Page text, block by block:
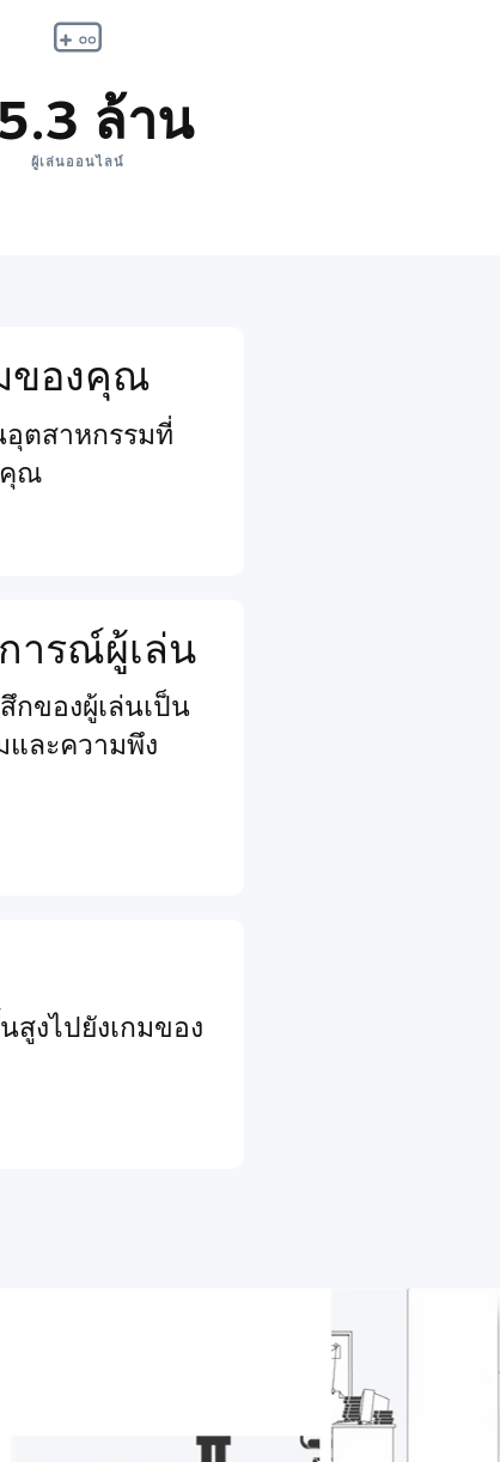
ล้าน
ผู้เล่นออนไลน์
ของคุณ
ตสาหกรรมที่
คุณ
ารณ์ผู้เล่น
กของผู้เล่นเป็น
และความพึง
งไปยังเกมของ